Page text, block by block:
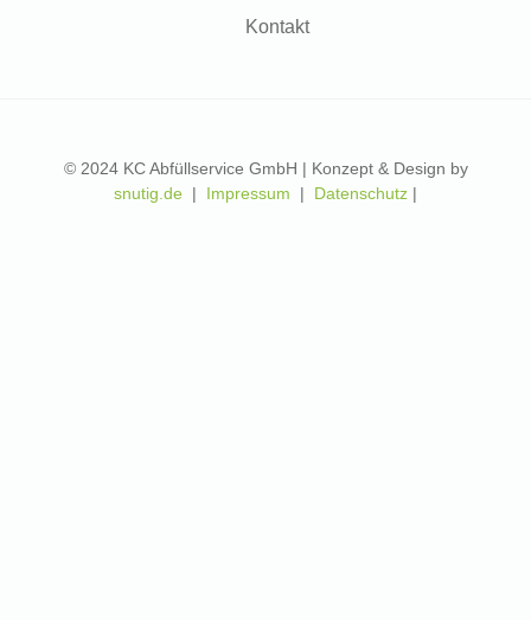
Kontakt
© 2024 KC Abfüllservice GmbH | Konzept & Design by
snutig.de | Impressum | Datenschutz |